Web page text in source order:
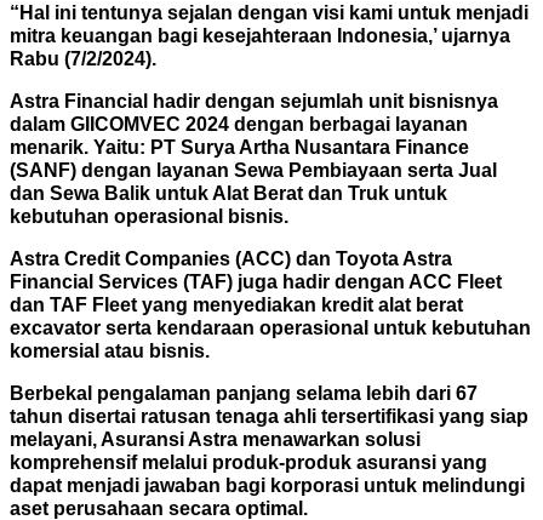
“Hal ini tentunya sejalan dengan visi kami untuk menjadi
mitra keuangan bagi kesejahteraan Indonesia,’ ujarnya
Rabu (7/2/2024).
Astra Financial hadir dengan sejumlah unit bisnisnya
dalam GIICOMVEC 2024 dengan berbagai layanan
menarik. Yaitu: PT Surya Artha Nusantara Finance
(SANF) dengan layanan Sewa Pembiayaan serta Jual
dan Sewa Balik untuk Alat Berat dan Truk untuk
kebutuhan operasional bisnis.
Astra Credit Companies (ACC) dan Toyota Astra
Financial Services (TAF) juga hadir dengan ACC Fleet
dan TAF Fleet yang menyediakan kredit alat berat
excavator serta kendaraan operasional untuk kebutuhan
komersial atau bisnis.
Berbekal pengalaman panjang selama lebih dari 67
tahun disertai ratusan tenaga ahli tersertifikasi yang siap
melayani, Asuransi Astra menawarkan solusi
komprehensif melalui produk-produk asuransi yang
dapat menjadi jawaban bagi korporasi untuk melindungi
aset perusahaan secara optimal.